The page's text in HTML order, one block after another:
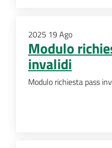
2025 19 Ago
Modulo
invalidi
Modulo richiesta pass